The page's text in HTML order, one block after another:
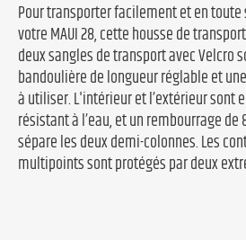
Pour transporter facilement et en
votre MAUI 28, cette housse de
deux sangles de transport avec Velcro
bandoulière de longueur réglable et
à utiliser. L'intérieur et l’extérieur sont
résistant à l’eau, et un rembourrage de
sépare les deux demi-colonnes. Les
multipoints sont protégés par deux